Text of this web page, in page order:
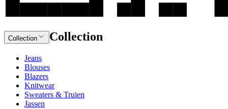
Collection Collection
Jeans
Blouses
Blazers
Knitwear
Sweaters & Truien
Jassen